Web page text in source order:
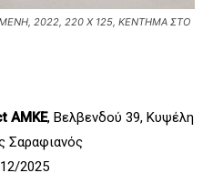
2022, 220 X 125, ΚΕΝΤΗΜΑ ΣΤΟ
AMKE, Βελβενδού 39, Κυψέλη
Σαραφιανός
2025